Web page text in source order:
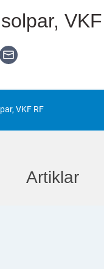
VKF RF
Artiklar